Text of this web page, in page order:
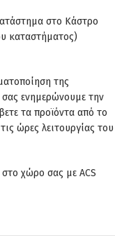
στο Κάστρο
καταστήματος)
της
σας ενημερώνουμε την
τα προϊόντα από το
ώρες λειτουργίας του
χώρο σας με ACS